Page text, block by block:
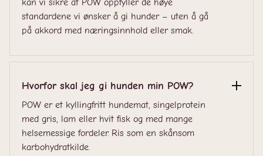
kan vi sikre at POW oppfyller de høye
standardene vi ønsker å gi hunder – uten å gå
på akkord med næringsinnhold eller smak.
Hvorfor skal jeg gi hunden min POW?
POW er et kyllingfritt hundemat, singelprotein
med gris, lam eller hvit fisk og med mange
helsemessige fordeler. Ris som en skånsom
karbohydratkilde.